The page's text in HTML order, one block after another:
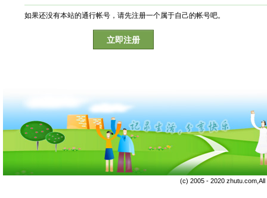
如果还没有本站的通行帐号，请先注册一个属于自己的帐号吧。
立即注册
(c) 2005 - 2020